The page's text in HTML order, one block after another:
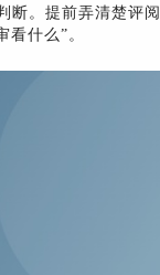
断。提前弄清楚评
什么”。